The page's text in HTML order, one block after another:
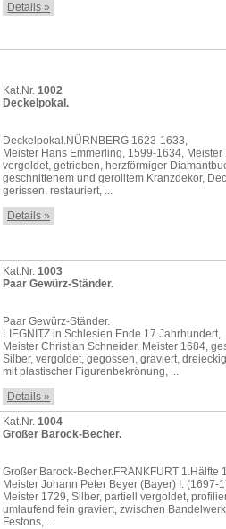
Details »
Kat.Nr. 1002
Deckelpokal.
Deckelpokal.NÜRNBERG 1623-1633,
Meister Hans Emmerling, 1599-1634, Meister
vergoldet, getrieben, herzförmiger
geschnittenem und gerolltem Kranzdekor,
gerissen, restauriert, ...
Details »
Kat.Nr. 1003
Paar Gewürz-Ständer.
Paar Gewürz-Ständer.
LIEGNITZ in Schlesien Ende 17.Jahrhundert,
Meister Christian Schneider, Meister 1684,
Silber, vergoldet, gegossen, graviert,
mit plastischer Figurenbekrönung, ...
Details »
Kat.Nr. 1004
Großer Barock-Becher.
Großer Barock-Becher.FRANKFURT 1.Hälfte
Meister Johann Peter Beyer (Bayer) I. (1697-
Meister 1729, Silber, partiell vergoldet,
umlaufend fein graviert, zwischen
Festons, ...